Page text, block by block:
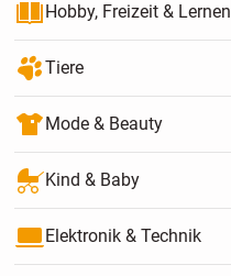
Hobby, Freizeit & Lernen
Tiere
Mode & Beauty
Kind & Baby
Elektronik & Technik